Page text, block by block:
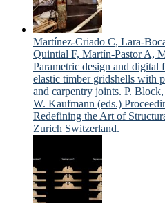
Martínez-Criado C, Lara-
Quintial F, Martín-Pastor A,
Parametric design and digital
elastic timber gridshells with
and carpentry joints. P.
W. Kaufmann (eds.)
Redefining the Art of
Zurich Switzerland.